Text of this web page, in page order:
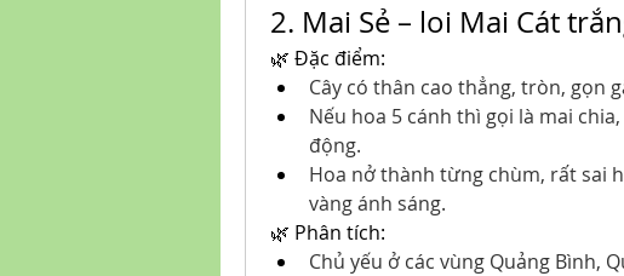
2. Mai Sẻ – loi Mai Cát
🌿 Đặc điểm:
Cây có thân cao thẳng, tròn, gọn
Nếu hoa 5 cánh thì gọi là mai
động.
Hoa nở thành từng chùm, rất sai
vàng ánh sáng.
🌿 Phân tích:
Chủ yếu ở các vùng Quảng Bình,